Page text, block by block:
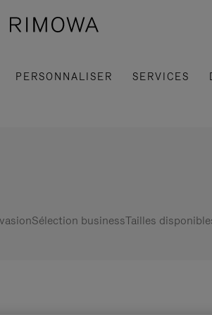
PERSONNALISER SERVICES
Sélection businessTailles